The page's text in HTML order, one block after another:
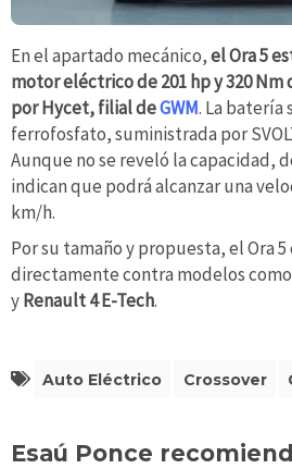
En el apartado mecánico,el Ora 5
motor eléctrico de 201 hp y 320
por Hycet, filial deGWM. La batería
ferrofosfato, suministrada por
Aunque no se reveló la capacidad,
indican que podrá alcanzar una
km/h.
Por su tamaño y propuesta, el Ora
directamente contra modelos como
yRenault 4 E-Tech.
Auto Eléctrico Crossover
Esaú Ponce